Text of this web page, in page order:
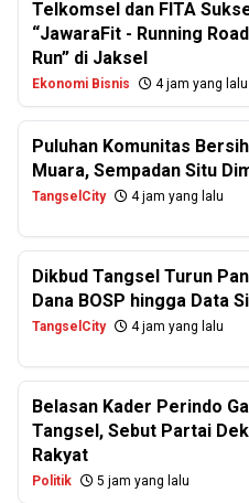
Telkomsel dan FITA
“JawaraFit - Running
Run” di Jaksel
Ekonomi Bisnis 4 jam yang lalu
Puluhan Komunitas
Muara, Sempadan Situ
TangselCity 4 jam yang lalu
Dikbud Tangsel Turun
Dana BOSP hingga Data
TangselCity 4 jam yang lalu
Belasan Kader Perindo
Tangsel, Sebut Partai
Rakyat
Politik 5 jam yang lalu